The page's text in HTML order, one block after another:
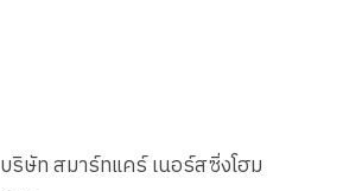
บริษัท สมาร์ทแคร์ เนอร์สซิ่งโฮม